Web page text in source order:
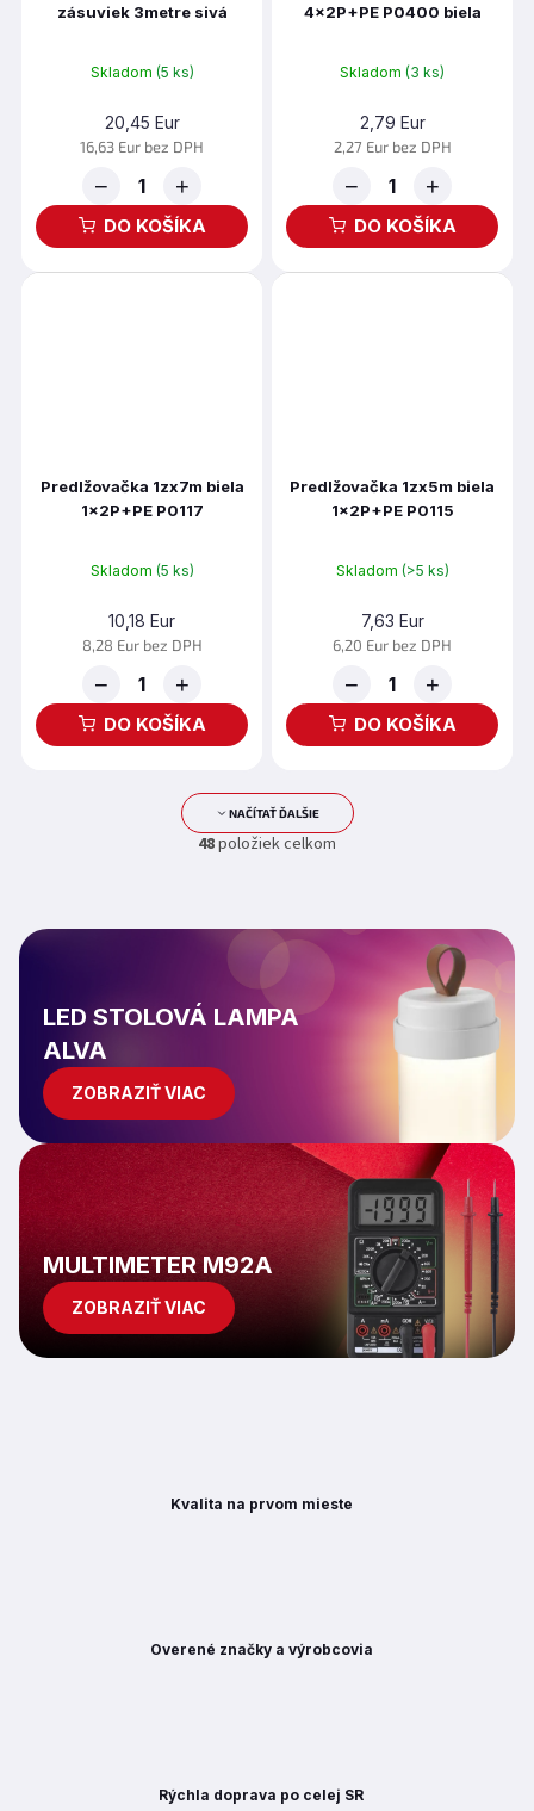
zásuviek 3metre sivá
Skladom (5 ks)
20,45 Eur
16,63 Eur bez DPH
− +
DO KOŠÍKA
4x2P+PE P0400 biela
Skladom (3 ks)
2,79 Eur
2,27 Eur bez DPH
− +
DO KOŠÍKA
Predlžovačka 1zx7m biela
1x2P+PE P0117
Skladom (5 ks)
10,18 Eur
8,28 Eur bez DPH
− +
DO KOŠÍKA
Predlžovačka 1zx5m biela
1x2P+PE P0115
Skladom (>5 ks)
7,63 Eur
6,20 Eur bez DPH
− +
DO KOŠÍKA
O
v
d
i
e
v
ý
p
i
s
u
NAČÍTAŤ ĎALŠIE
S
n
a
n
48položiek celkom
LED STOLOVÁ LAMPA
ALVA
ZOBRAZIŤ VIAC
MULTIMETER M92A
ZOBRAZIŤ VIAC
Kvalita na prvom mieste
Overené značky a výrobcovia
Rýchla doprava po celej SR